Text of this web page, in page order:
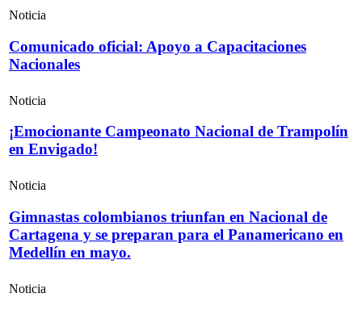
Noticia
Comunicado oficial: Apoyo a Capacitaciones
Nacionales
Noticia
¡Emocionante Campeonato Nacional de Trampolín
en Envigado!
Noticia
Gimnastas colombianos triunfan en Nacional de
Cartagena y se preparan para el Panamericano en
Medellín en mayo.
Noticia